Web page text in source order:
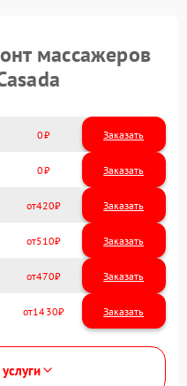
массажеров
0 Заказать
0 Заказать
420
510
470
1430